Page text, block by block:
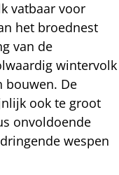
vatbaar voor
het broednest
van de
wintervolk
bouwen. De
ook te groot
onvoldoende
wespen